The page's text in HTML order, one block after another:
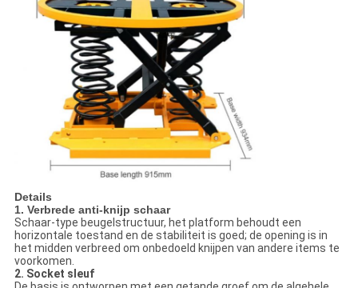
Details
1. Verbrede anti-knijp schaar
Schaar-type beugelstructuur, het platform behoudt een
horizontale toestand en de stabiliteit is goed; de opening is in
het midden verbreed om onbedoeld knijpen van andere items te
voorkomen.
2. Socket sleuf